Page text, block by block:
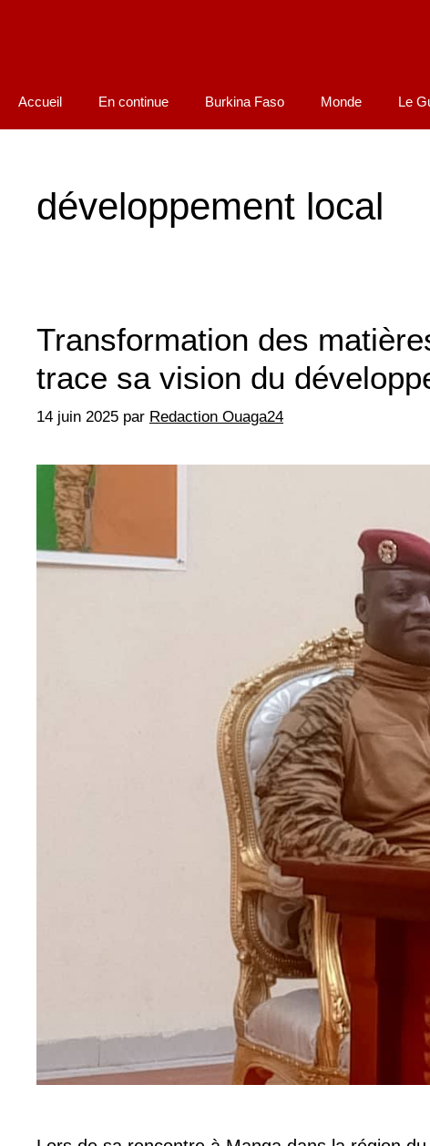
Accueil En continue Burkina Faso Monde Le
développement local
Transformation des
trace sa vision du
14 juin 2025 par Redaction Ouaga24